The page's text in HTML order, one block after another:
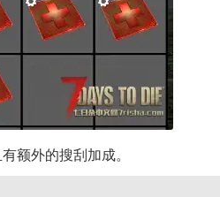
额外的搜刮加成。